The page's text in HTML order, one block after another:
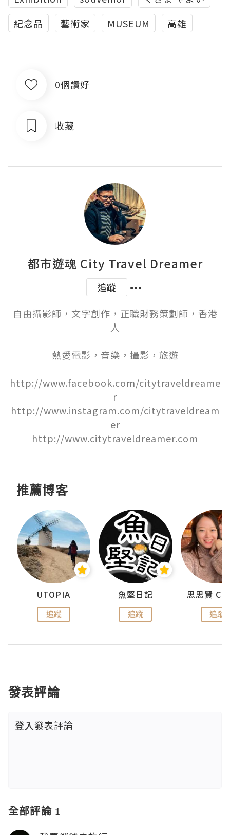
紀念品
藝術家 MUSEUM 高雄
0個讚好
收藏
都市遊魂 City Travel Dreamer
追蹤
自由攝影師，文字創作，正職財務策劃師，香港
人
熱愛電影，音樂，攝影，旅遊
http://www.facebook.com/citytraveldreame
r
http://www.instagram.com/citytraveldream
er
http://www.citytraveldreamer.com
推薦博客
UTOPIA
追蹤
魚堅日記
追蹤 追蹤
發表評論
登入發表評論
全部評論 1